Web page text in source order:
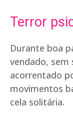
Terror
Durante boa
vendado, sem
acorrentado
movimentos
cela solitária.